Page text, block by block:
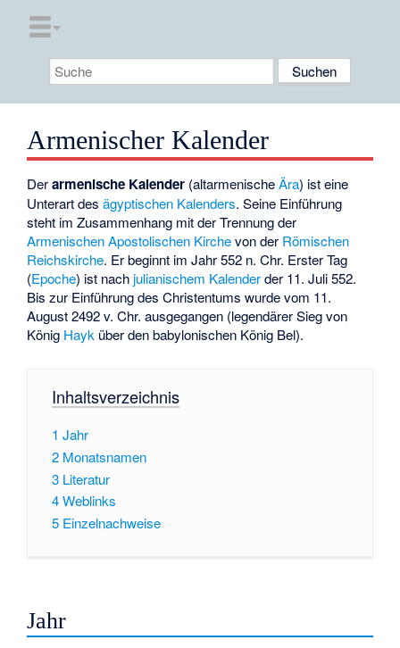
Armenischer Kalender
Derarmenische Kalender (altarmenischeÄra) ist eine
Unterart desägyptischen Kalenders. Seine Einführung
steht im Zusammenhang mit der Trennung der
Armenischen Apostolischen Kirchevon der Römischen
Reichskirche. Er beginnt im Jahr 552 n. Chr. Erster Tag
(Epoche) ist nach julianischem Kalenderder 11. Juli 552.
Bis zur Einführung des Christentums wurde vom 11.
August 2492 v. Chr. ausgegangen (legendärer Sieg von
König Hayk über den babylonischen König Bel).
Inhaltsverzeichnis
1 Jahr
2 Monatsnamen
3 Literatur
4Weblinks
5 Einzelnachweise
Jahr